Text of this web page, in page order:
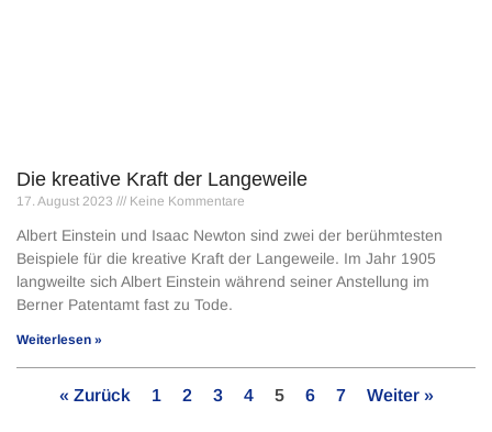
Die kreative Kraft der Langeweile
17. August 2023 Keine Kommentare
Albert Einstein und Isaac Newton sind zwei der berühmtesten
Beispiele für die kreative Kraft der Langeweile. Im Jahr 1905
langweilte sich Albert Einstein während seiner Anstellung im
Berner Patentamt fast zu Tode.
Weiterlesen »
« Zurück 1 2 3 4 5 6 7 Weiter »